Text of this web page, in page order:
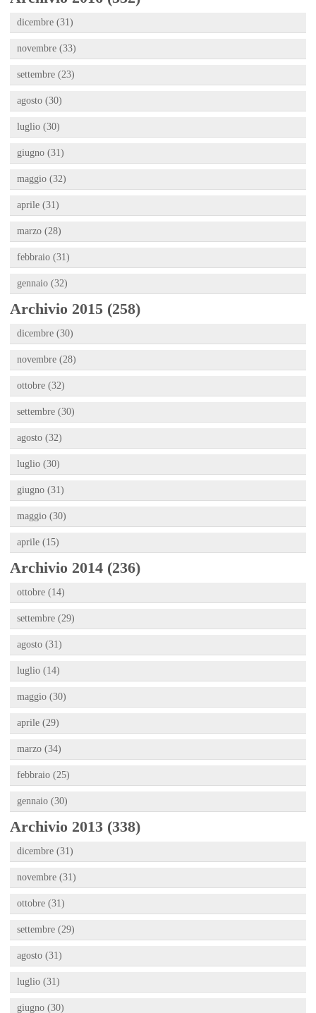
dicembre (31)
novembre (33)
settembre (23)
agosto (30)
luglio (30)
giugno (31)
maggio (32)
aprile (31)
marzo (28)
febbraio (31)
gennaio (32)
Archivio 2015 (258)
dicembre (30)
novembre (28)
ottobre (32)
settembre (30)
agosto (32)
luglio (30)
giugno (31)
maggio (30)
aprile (15)
Archivio 2014 (236)
ottobre (14)
settembre (29)
agosto (31)
luglio (14)
maggio (30)
aprile (29)
marzo (34)
febbraio (25)
gennaio (30)
Archivio 2013 (338)
dicembre (31)
novembre (31)
ottobre (31)
settembre (29)
agosto (31)
luglio (31)
giugno (30)